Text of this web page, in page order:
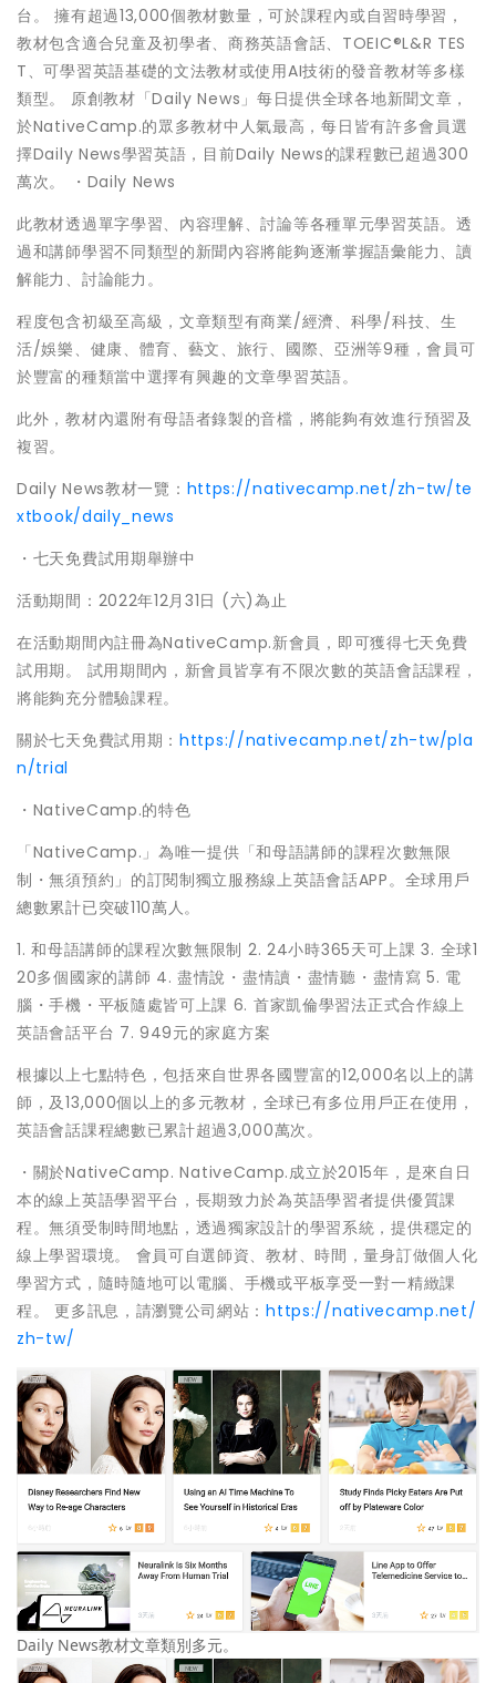
台。 擁有超過13,000個教材數量，可於課程內或自習時學習，
教材包含適合兒童及初學者、商務英語會話、TOEIC®L&R TES
T、可學習英語基礎的文法教材或使用AI技術的發音教材等多樣
類型。 原創教材「Daily News」每日提供全球各地新聞文章，
於NativeCamp.的眾多教材中人氣最高，每日皆有許多會員選
擇Daily News學習英語，目前Daily News的課程數已超過300
萬次。 ・Daily News
此教材透過單字學習、內容理解、討論等各種單元學習英語。透
過和講師學習不同類型的新聞內容將能夠逐漸掌握語彙能力、讀
解能力、討論能力。
程度包含初級至高級，文章類型有商業/經濟、科學/科技、生
活/娛樂、健康、體育、藝文、旅行、國際、亞洲等9種，會員可
於豐富的種類當中選擇有興趣的文章學習英語。
此外，教材內還附有母語者錄製的音檔，將能夠有效進行預習及
複習。
Daily News教材一覽： https://nativecamp.net/zh-tw/te
xtbook/daily_news
・七天免費試用期舉辦中
活動期間：2022年12月31日 (六)為止
在活動期間內註冊為NativeCamp.新會員，即可獲得七天免費
試用期。 試用期間內，新會員皆享有不限次數的英語會話課程，
將能夠充分體驗課程。
關於七天免費試用期： https://nativecamp.net/zh-tw/pla
n/trial
・NativeCamp.的特色
「NativeCamp.」為唯一提供「和母語講師的課程次數無限
制・無須預約」的訂閱制獨立服務線上英語會話APP。全球用戶
總數累計已突破110萬人。
1. 和母語講師的課程次數無限制 2. 24小時365天可上課 3. 全球1
20多個國家的講師 4. 盡情說・盡情讀・盡情聽・盡情寫 5. 電
腦・手機・平板隨處皆可上課 6. 首家凱倫學習法正式合作線上
英語會話平台 7. 949元的家庭方案
根據以上七點特色，包括來自世界各國豐富的12,000名以上的講
師，及13,000個以上的多元教材，全球已有多位用戶正在使用，
英語會話課程總數已累計超過3,000萬次。
・關於NativeCamp. NativeCamp.成立於2015年，是來自日
本的線上英語學習平台，長期致力於為英語學習者提供優質課
程。無須受制時間地點，透過獨家設計的學習系統，提供穩定的
線上學習環境。 會員可自選師資、教材、時間，量身訂做個人化
學習方式，隨時隨地可以電腦、手機或平板享受一對一精緻課
程。 更多訊息，請瀏覽公司網站：https://nativecamp.net/
zh-tw/
Daily News教材文章類別多元。